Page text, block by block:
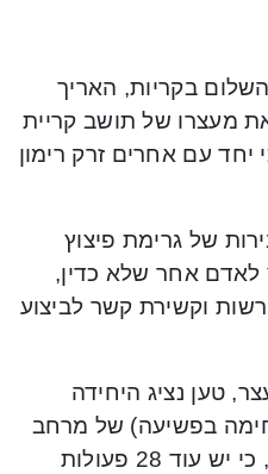
בקריות, האריך
ב-4 ימים, את מעצרו של תושב קריית
כי יחד עם אחרים זרק רימון
של גרימת פיצוץ
לאדם אחר שלא כדין,
וקשירת קשר לביצוע
טען נציג היחידה
בפשיעה) של מרחב
כרמל, רס”ר מוסטפא חזבון, כי יש עוד 28 פעולות